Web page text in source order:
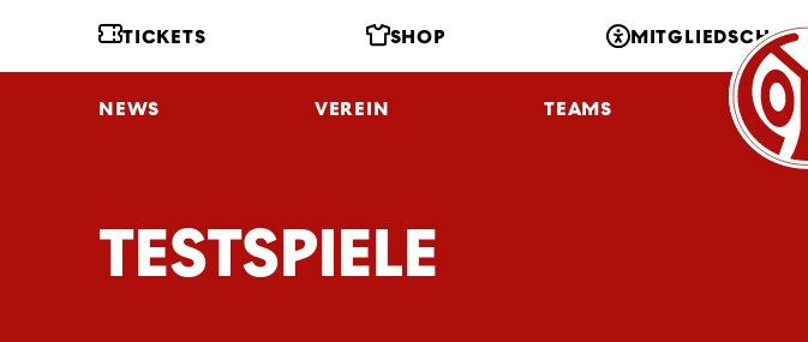
TICKETS SHOP MITGLIEDSCHAFT
NEWS VEREIN TEAMS NLZ
TESTSPIELE